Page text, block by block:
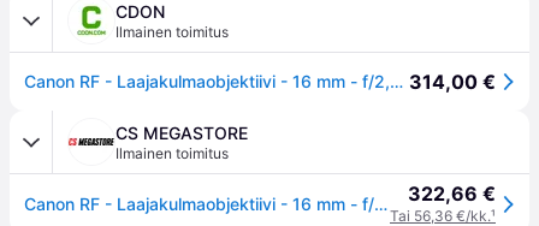
CDON
Ilmainen toimitus
Canon RF - Laajakulmaobjektiivi - 16 mm - f/2,8 STM - Canon RF - EOS RF Mount -laitteeseen 314,00 €
CS MEGASTORE
Ilmainen toimitus
Canon RF - Laajakulmaobjektiivi - 16 mm - f/2,8 STM - Canon RF - EOS RF Mount -laitteeseen 322,66 €
Tai 56,36 €/kk.¹